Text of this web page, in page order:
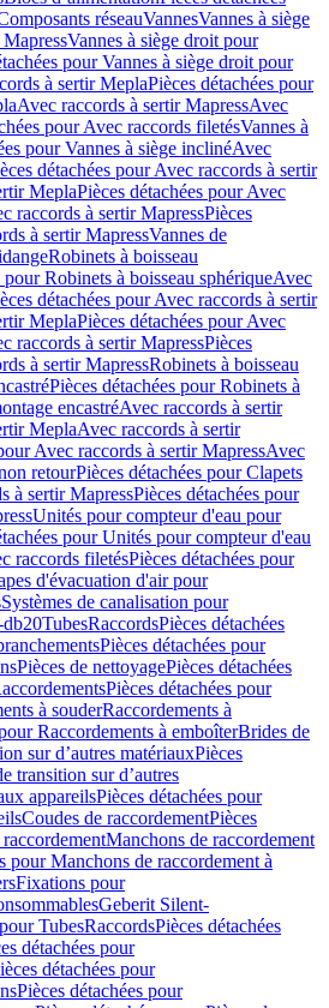
réseauVannesVannes à siège
Vannes à siège droit pour
pour Vannes à siège droit pour
à sertir MeplaPièces détachées pour
Avec raccords à sertir MapressAvec
pour Avec raccords filetésVannes à
pour Vannes à siège inclinéAvec
détachées pour Avec raccords à sertir
MeplaPièces détachées pour Avec
raccords à sertir MapressPièces
à sertir MapressVannes de
Robinets à boisseau
pour Robinets à boisseau sphériqueAvec
détachées pour Avec raccords à sertir
MeplaPièces détachées pour Avec
raccords à sertir MapressPièces
à sertir MapressRobinets à boisseau
Pièces détachées pour Robinets à
encastréAvec raccords à sertir
MeplaAvec raccords à sertir
Avec raccords à sertir MapressAvec
retourPièces détachées pour Clapets
à sertir MapressPièces détachées pour
Unités pour compteur d'eau pour
pour Unités pour compteur d'eau
raccords filetésPièces détachées pour
d'évacuation d'air pour
Systèmes de canalisation pour
TubesRaccordsPièces détachées
Pièces détachées pour
Pièces de nettoyagePièces détachées
Pièces détachées pour
à souderRaccordements à
Raccordements à emboîterBrides de
sur d’autres matériauxPièces
transition sur d’autres
appareilsPièces détachées pour
Coudes de raccordementPièces
Manchons de raccordement
pour Manchons de raccordement à
Fixations pour
Geberit Silent-
TubesRaccordsPièces détachées
détachées pour
détachées pour
Pièces détachées pour